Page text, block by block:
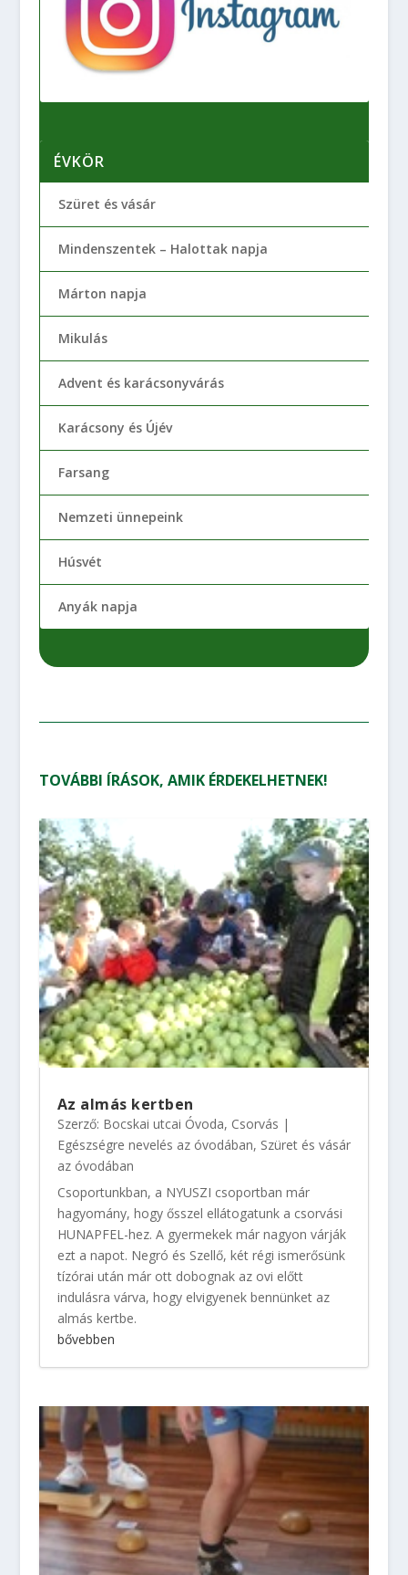
ÉVKÖR
Szüret és vásár
Mindenszentek – Halottak napja
Márton napja
Mikulás
Advent és karácsonyvárás
Karácsony és Újév
Farsang
Nemzeti ünnepeink
Húsvét
Anyák napja
TOVÁBBI ÍRÁSOK, AMIK ÉRDEKELHETNEK!
Az almás kertben
Szerző: Bocskai utcai Óvoda, Csorvás |
Egészségre nevelés az óvodában, Szüret és vásár
az óvodában
Csoportunkban, a NYUSZI csoportban már
hagyomány, hogy ősszel ellátogatunk a csorvási
HUNAPFEL-hez. A gyermekek már nagyon várják
ezt a napot. Negró és Szellő, két régi ismerősünk
tízórai után már ott dobognak az ovi előtt
indulásra várva, hogy elvigyenek bennünket az
almás kertbe.
bővebben